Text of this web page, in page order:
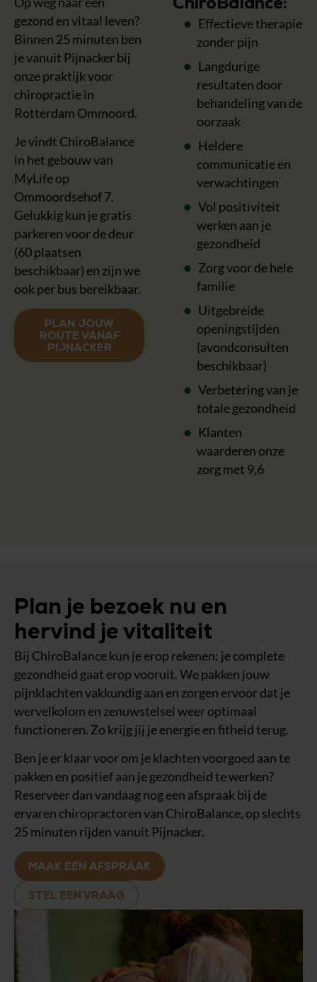
gezond en vitaal leven?
Binnen 25 minuten ben
je vanuit Pijnacker bij
onze praktijk voor
chiropractie in
Rotterdam Ommoord.
Je vindt ChiroBalance
in het gebouw van
MyLife op
Ommoordsehof 7.
Gelukkig kun je gratis
parkeren voor de deur
(60 plaatsen
beschikbaar) en zijn we
ook per bus bereikbaar.
PLAN JOUW
ROUTE VANAF
PIJNACKER
ChiroBalance:
Effectieve therapie
zonder pijn
Langdurige
resultaten door
behandeling van de
oorzaak
Heldere
communicatie en
verwachtingen
Vol positiviteit
werken aan je
gezondheid
Zorg voor de hele
familie
Uitgebreide
openingstijden
(avondconsulten
beschikbaar)
Verbetering van je
totale gezondheid
Klanten
waarderen onze
zorg met 9,6
Plan je bezoek nu en
hervind je vitaliteit
Bij ChiroBalance kun je erop rekenen: je complete
gezondheid gaat erop vooruit. We pakken jouw
pijnklachten vakkundig aan en zorgen ervoor dat je
wervelkolom en zenuwstelsel weer optimaal
functioneren. Zo krijg jij je energie en fitheid terug.
Ben je er klaar voor om je klachten voorgoed aan te
pakken en positief aan je gezondheid te werken?
Reserveer dan vandaag nog een afspraak bij de
ervaren chiropractoren van ChiroBalance, op slechts
25 minuten rijden vanuit Pijnacker.
MAAK EEN AFSPRAAK
STEL EEN VRAAG